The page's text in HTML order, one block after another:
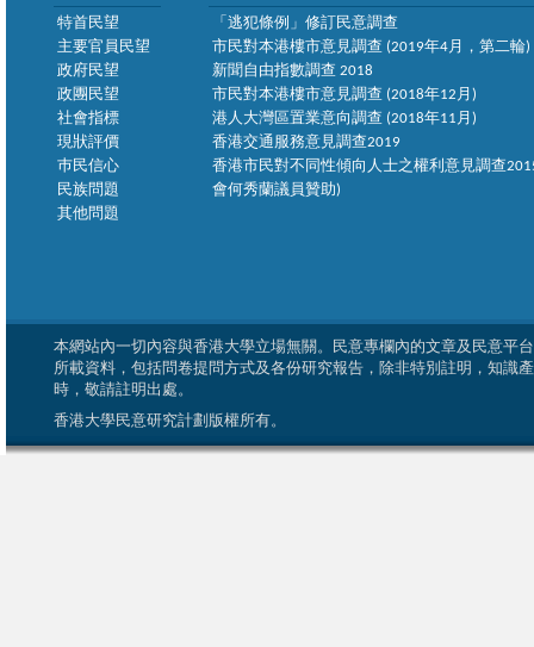
特首民望
主要官員民望
政府民望
政團民望
社會指標
現狀評價
巿民信心
民族問題
其他問題
「逃犯條例」修訂民意調查
市民對本港樓市意見調查 (2019年4月，第二輪)
新聞自由指數調查 2018
市民對本港樓市意見調查 (2018年12月)
港人大灣區置業意向調查 (2018年11月)
香港交通服務意見調查2019
香港市民對不同性傾向人士之權利意見調查
會何秀蘭議員贊助)
本網站內一切內容與香港大學立場無關。民意專欄內的文章及民意平
所載資料，包括問卷提問方式及各份研究報告，除非特別註明，知識
時，敬請註明出處。
香港大學民意研究計劃版權所有。